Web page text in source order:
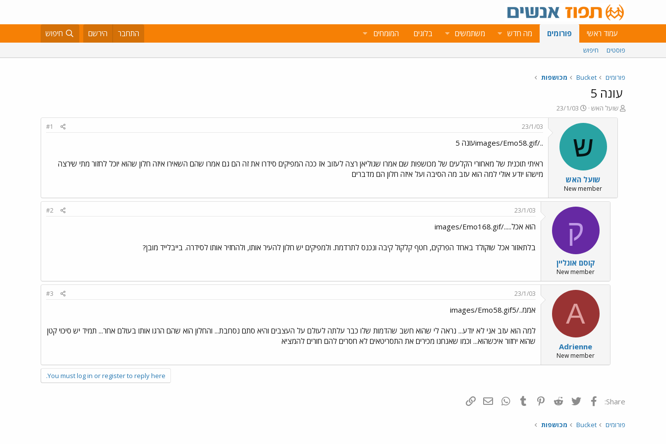
עמוד ראשי פורומים מה חדש משתמשים בלוגים המומחים התחבר הירשם חיפוש
פוסטים חיפוש
פורומים Bucket מכושפות
עונה 5
פ
ו
שועל האש
פ
ו
ר
ם
ב
א
ר
י
ך
23/1/03
ש
שועל האש
New member
23/1/03
#1
../images/Emo58.gifעונה 5
ראיתי תוכנית של מאחורי הקלעים של מכושפות שם אמרו שגוליאן רצה לעזוב אז ככה המפיקים סידרו את זה הם גם אמרו שהם השאירו איזה חלון שהוא יוכל לחזור מתי שירצה
מישהו יודע אולי למה הוא עזב מה הסיבה ועל איזה חלון הם מדברים
ק
קוסם אונליין
New member
23/1/03
#2
הוא אכל...../images/Emo168.gif
בלתאזור אכל שוקולד באחד הפרקים, חטף קלקול קיבה ונכנס לתרדמת. ולמפיקים יש חלון להעיר אותו, ולהחזיר אותו לסידרה. בייבלייד מובן?
A
Adrienne
New member
23/1/03
#3
אממ../images/Emo58.gif5
למה הוא עזב אני לא יודע... נראה לי שהוא חשב שהדמות שלו כבר עלתה לעולם על העצבים והיא סתם נסחבת... והחלון הוא שהם הרגו אותו בעולם אחר... תמיד יש סיכוי קטן
שהוא יחזור איכשהוא... וכמו שאנחנו מכירים את התסריטאים לא חסרים להם חורים להמציא
You must log in or register to reply here.
Share: פייסבוק Twitter
Reddit
Pinterest
Tumblr
WhatsAppדואר אלקטרוני
פורומים Bucket מכושפות